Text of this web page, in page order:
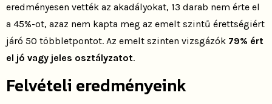
eredményesen vették az akadályokat, 13 darab nem érte el
a 45%-ot, azaz nem kapta meg az emelt szintű érettségiért
járó 50 többletpontot. Az emelt szinten vizsgázók 79% ért
el jó vagy jeles osztályzatot.
Felvételi eredményeink